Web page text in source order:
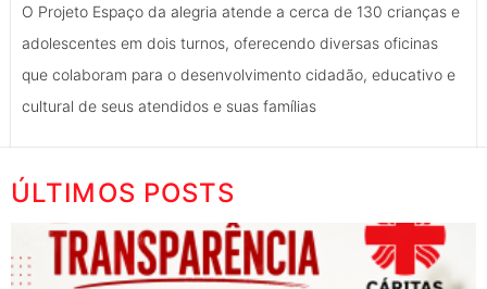
O Projeto Espaço da alegria atende a cerca de 130 crianças e
adolescentes em dois turnos, oferecendo diversas oficinas
que colaboram para o desenvolvimento cidadão, educativo e
cultural de seus atendidos e suas famílias
ÚLTIMOS POSTS